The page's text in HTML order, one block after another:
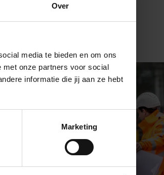
Over
media te bieden en om ons
onze partners voor social
informatie die jij aan ze hebt
Marketing